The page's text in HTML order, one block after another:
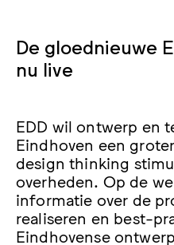
De gloednieuwe
nu live
EDD wil ontwerp en
Eindhoven een
design thinking
overheden. Op de
informatie over de
realiseren en best-
Eindhovense